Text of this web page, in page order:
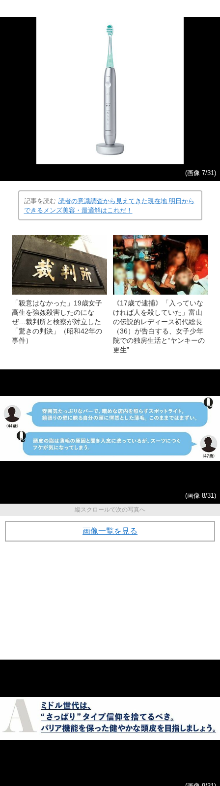
(画像 7/31)
記事を読む 読者の意識調査から見えてきた現在地 明日から
できるメンズ美容・最適解はこれだ！
「殺意はなかった」19歳女子
高生を強姦殺害したのにな
ぜ…裁判所と検察が対立した
「驚きの判決」（昭和42年の
事件）
《17歳で逮捕》「入っていな
ければ人を殺していた」富山
の伝説的レディース初代総長
（36）が告白する、女子少年
院での独房生活と“ヤンキーの
更生”
(画像 8/31)
縦スクロールで次の写真へ
画像一覧を見る